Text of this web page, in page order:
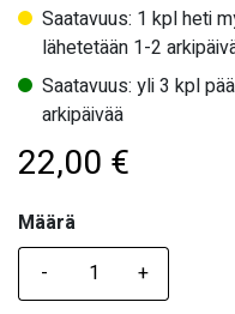
Saatavuus: 1 kpl heti
lähetetään 1-2
Saatavuus: yli 3 kpl
arkipäivää
22,00 €
Määrä
Määrä